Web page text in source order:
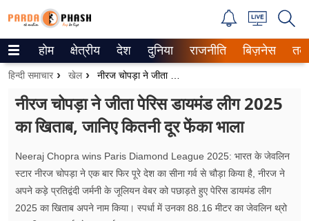
Trending on Google News
ePaper
वेब स्टोरीज
उत्तर प्रदेश
गैलरी
होम क्षेत्रीय देश दुनिया राजनीति बिज़नेस
हिन्दी समाचार खेल
नीरज चोपड़ा ने जीता पेरिस डायमंड लीग 2025
का खिताब, जानिए कितनी दूर फेंका भाला
Neeraj Chopra wins Paris Diamond League 2025: भारत के जेवलिन
स्टार नीरज चोपड़ा ने एक बार फिर पूरे देश का सीना गर्व से चौड़ा किया है, नीरज ने
अपने कड़े प्रतिद्वंदी जर्मनी के जूलियन वेबर को पछाड़ते हुए पेरिस डायमंड लीग
2025 का खिताब अपने नाम किया। स्पर्धा में उनका 88.16 मीटर का जेवलिन थ्रो